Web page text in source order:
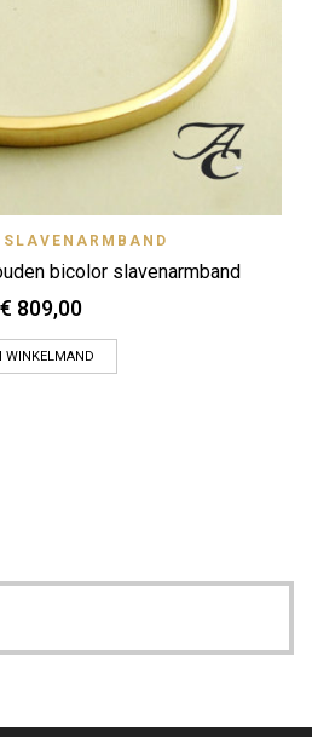
bicolor slavenarmband
€ 809,00
WINKELMAND